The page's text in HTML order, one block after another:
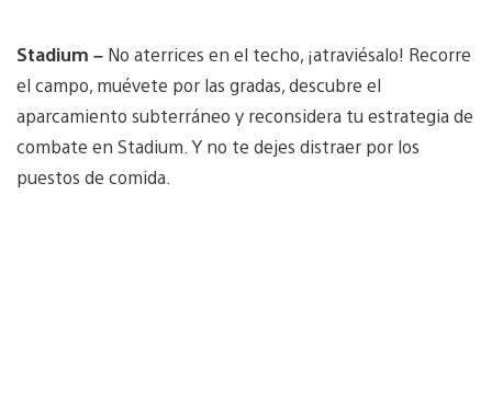
Stadium – No aterrices en el techo, ¡atraviésalo! Recorre
el campo, muévete por las gradas, descubre el
aparcamiento subterráneo y reconsidera tu estrategia de
combate en Stadium. Y no te dejes distraer por los
puestos de comida.